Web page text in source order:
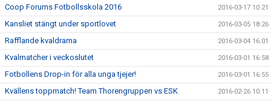
Coop Forums Fotbollsskola 2016 2016-03-17 10:21
Kansliet stängt under sportlovet 2016-03-05 18:26
Rafflande kvaldrama 2016-03-04 16:01
Kvalmatcher i veckoslutet 2016-03-01 16:58
Fotbollens Drop-in för alla unga tjejer! 2016-03-01 16:55
Kvällens toppmatch! Team Thorengruppen vs ESK 2016-02-26 10:11